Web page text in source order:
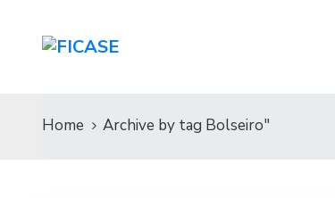
Home Archive by tag Bolseiro"